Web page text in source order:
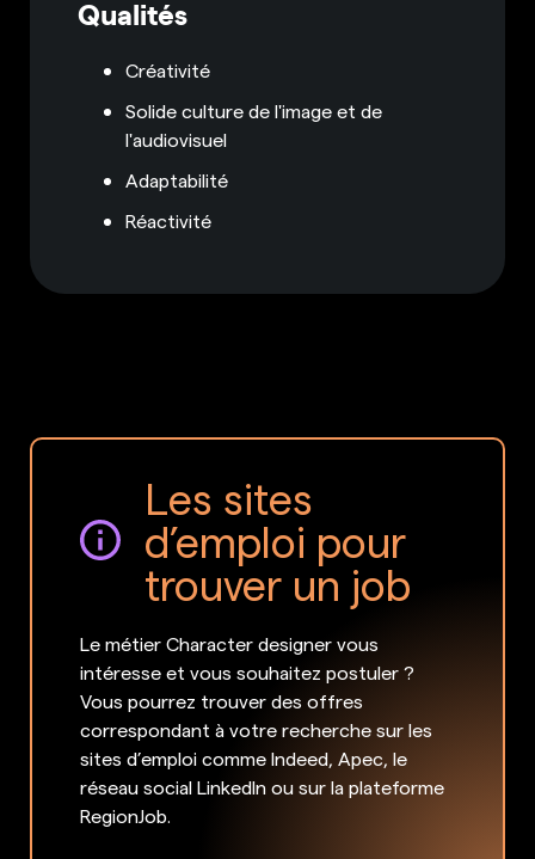
Qualités
Créativité
Solide culture de l'image et de
l'audiovisuel
Adaptabilité
Réactivité
Les sites
d’emploi pour
trouver un job
Le métier Character designer vous
intéresse et vous souhaitez postuler ?
Vous pourrez trouver des offres
correspondant à votre recherche sur les
sites d’emploi comme Indeed, Apec, le
réseau social LinkedIn ou sur la plateforme
RegionJob.